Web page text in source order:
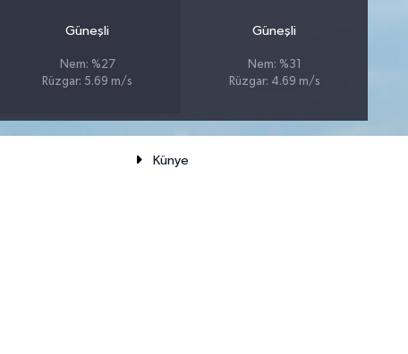
Güneşli
Nem: %27
Rüzgar: 5.69 m/s
Güneşli
Nem: %31
Rüzgar: 4.69 m/s
Künye